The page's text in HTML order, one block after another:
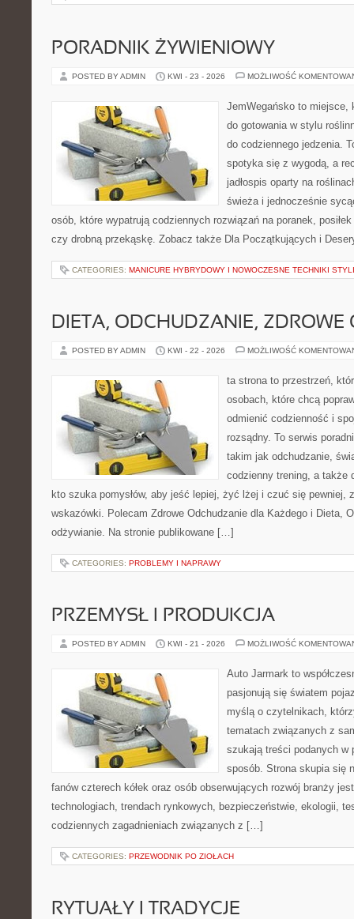
PORADNIK ŻYWIENIOWY
POSTED BY ADMIN KWI - 23 - 2026 MOŻLIWOŚĆ
JemWegańsko to miejsce,
do gotowania w stylu
do codziennego jedzenia.
spotyka się z wygodą, a
jadłospis oparty na
świeża i jednocześnie
osób, które wypatrują codziennych rozwiązań na poranek,
czy drobną przekąskę. Zobacz także Dla Początkujących i
CATEGORIES: MANICURE HYBRYDOWY I NOWOCZESNE TECHNIKI
DIETA, ODCHUDZANIE, ZDROWE
POSTED BY ADMIN KWI - 22 - 2026 MOŻLIWOŚĆ
ta strona to przestrzeń,
osobach, które chcą
odmienić codzienność i
rozsądny. To serwis
takim jak odchudzanie,
codzienny trening, a także
kto szuka pomysłów, aby jeść lepiej, żyć lżej i czuć się pewniej,
wskazówki. Polecam Zdrowe Odchudzanie dla Każdego i Dieta,
odżywianie. Na stronie publikowane […]
CATEGORIES: PROBLEMY I NAPRAWY
PRZEMYSŁ I PRODUKCJA
POSTED BY ADMIN KWI - 21 - 2026 MOŻLIWOŚĆ
Auto Jarmark to
pasjonują się światem
myślą o czytelnikach,
tematach związanych z
szukają treści podanych w
sposób. Strona skupia się
fanów czterech kółek oraz osób obserwujących rozwój branży
technologiach, trendach rynkowych, bezpieczeństwie, ekologii,
codziennych zagadnieniach związanych z […]
CATEGORIES: PRZEWODNIK PO ZIOŁACH
RYTUAŁY I TRADYCJE